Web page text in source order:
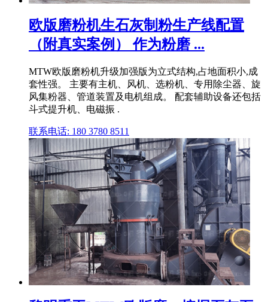
欧版磨粉机生石灰制粉生产线配置
（附真实案例） 作为粉磨 ...
MTW欧版磨粉机升级加强版为立式结构,占地面积小,成
套性强。 主要有主机、风机、选粉机、专用除尘器、旋
风集粉器、管道装置及电机组成。 配套辅助设备还包括
斗式提升机、电磁振 .
联系电话: 180 3780 8511